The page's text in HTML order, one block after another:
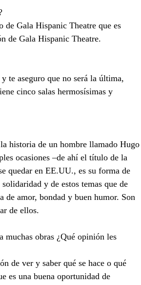
Gala Hispanic Theatre que es
de Gala Hispanic Theatre.
te aseguro que no será la última,
cinco salas hermosísimas y
historia de un hombre llamado Hugo
ocasiones –de ahí el título de la
quedar en EE.UU., es su forma de
y de estos temas que de
de amor, bondad y buen humor. Son
de ellos.
muchas obras ¿Qué opinión les
de ver y saber qué se hace o qué
es una buena oportunidad de